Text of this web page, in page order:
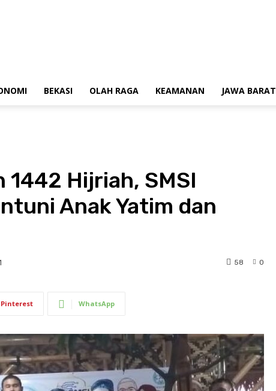
BEKASI OLAH RAGA KEAMANAN JAWA BARAT
Hijriah, SMSI
Anak Yatim dan
0
58
Pinterest WhatsApp